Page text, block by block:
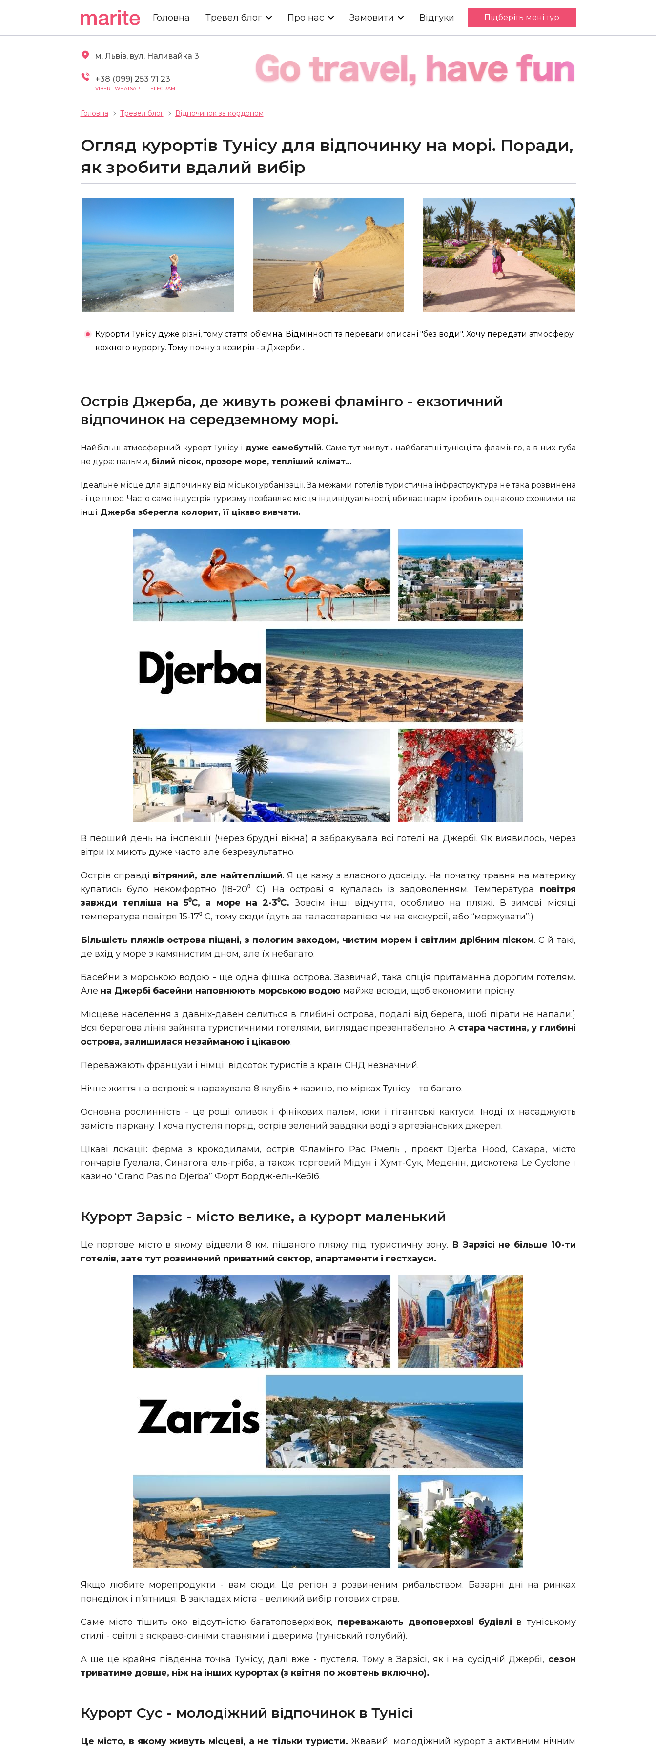
Головна Тревел блог Про нас Замовити Відгуки Підберіть мені тур
м. Львів, вул. Наливайка 3
+38 (099) 253 71 23
VIBER WHATSAPP TELEGRAM
Головна Тревел блог Відпочинок за кордоном
Огляд курортів Тунісу для відпочинку на морі. Поради,
як зробити вдалий вибір
Курорти Тунісу дуже різні, тому стаття об'ємна. Відмінності та переваги описані "без води". Хочу передати атмосферу
кожного курорту. Тому почну з козирів - з Джерби...
Острів Джерба, де живуть рожеві фламінго - екзотичний
відпочинок на середземному морі.
Найбільш атмосферний курорт Тунісу і дуже самобутній. Саме тут живуть найбагатші тунісці та фламінго, а в них губа
не дура: пальми, білий пісок, прозоре море, тепліший клімат...
Ідеальне місце для відпочинку від міської урбанізації. За межами готелів туристична інфраструктура не така розвинена
- і це плюс. Часто саме індустрія туризму позбавляє місця індивідуальності, вбиває шарм і робить однаково схожими на
інші. Джерба зберегла колорит, її цікаво вивчати.
В перший день на інспекції (через брудні вікна) я забракувала всі готелі на Джербі. Як виявилось, через
вітри їх миють дуже часто але безрезультатно.
Острів справді вітряний, але найтепліший. Я це кажу з власного досвіду. На початку травня на материку
купатись було некомфортно (18-20⁰ С). На острові я купалась із задоволенням. Температура повітря
завжди тепліша на 5⁰С, а море на 2-3⁰С. Зовсім інші відчуття, особливо на пляжі. В зимові місяці
температура повітря 15-17⁰ С, тому сюди їдуть за таласотерапією чи на екскурсії, або “моржувати”:)
Більшість пляжів острова піщані, з пологим заходом, чистим морем і світлим дрібним піском. Є й такі,
де вхід у море з камянистим дном, але їх небагато.
Басейни з морською водою - ще одна фішка острова. Зазвичай, така опція притаманна дорогим готелям.
Але на Джербі басейни наповнюють морською водою майже всюди, щоб економити прісну.
Місцеве населення з давніх-давен селиться в глибині острова, подалі від берега, щоб пірати не напали:)
Вся берегова лінія зайнята туристичними готелями, виглядає презентабельно. А стара частина, у глибині
острова, залишилася незайманою і цікавою.
Переважають французи і німці, відсоток туристів з країн СНД незначний.
Нічне життя на острові: я нарахувала 8 клубів + казино, по мірках Тунісу - то багато.
Основна рослинність - це рощі оливок і фінікових пальм, юки і гігантські кактуси. Іноді їх насаджують
замість паркану. І хоча пустеля поряд, острів зелений завдяки воді з артезіанських джерел.
ЦІкаві локації: ферма з крокодилами, острів Фламінго Рас Рмель , проєкт Djerba Hood, Сахара, місто
гончарів Гуелала, Синагога ель-гріба, а також торговий Мідун і Хумт-Сук, Меденін, дискотека Le Cyclone і
казино “Grand Pasino Djerba” Форт Бордж-ель-Кебіб.
Курорт Зарзіс - місто велике, а курорт маленький
Це портове місто в якому відвели 8 км. піщаного пляжу під туристичну зону. В Зарзісі не більше 10-ти
готелів, зате тут розвинений приватний сектор, апартаменти і гестхауси.
Якщо любите морепродукти - вам сюди. Це регіон з розвиненим рибальством. Базарні дні на ринках
понеділок і п’ятниця. В закладах міста - великий вибір готових страв.
Саме місто тішить око відсутністю багатоповерхівок, переважають двоповерхові будівлі в туніському
стилі - світлі з яскраво-синіми ставнями і дверима (туніський голубий).
А ще це крайня південна точка Тунісу, далі вже - пустеля. Тому в Зарзісі, як і на сусідній Джербі, сезон
триватиме довше, ніж на інших курортах (з квітня по жовтень включно).
Курорт Сус - молодіжний відпочинок в Тунісі
Це місто, в якому живуть місцеві, а не тільки туристи. Жвавий, молодіжний курорт з активним нічним